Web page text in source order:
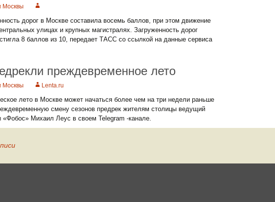
Москвы
дорог в Москве составила восемь баллов, при этом движение
улицах и крупных магистралях. Загруженность дорог
8 баллов из 10, передает ТАСС со ссылкой на данные сервиса
преждевременное лето
Москвы Lenta.ru
лето в Москве может начаться более чем на три недели раньше
смену сезонов предрек жителям столицы ведущий
«Фобос» Михаил Леус в своем Telegram -канале.